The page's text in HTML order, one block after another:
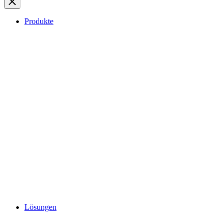
Produkte
Lösungen